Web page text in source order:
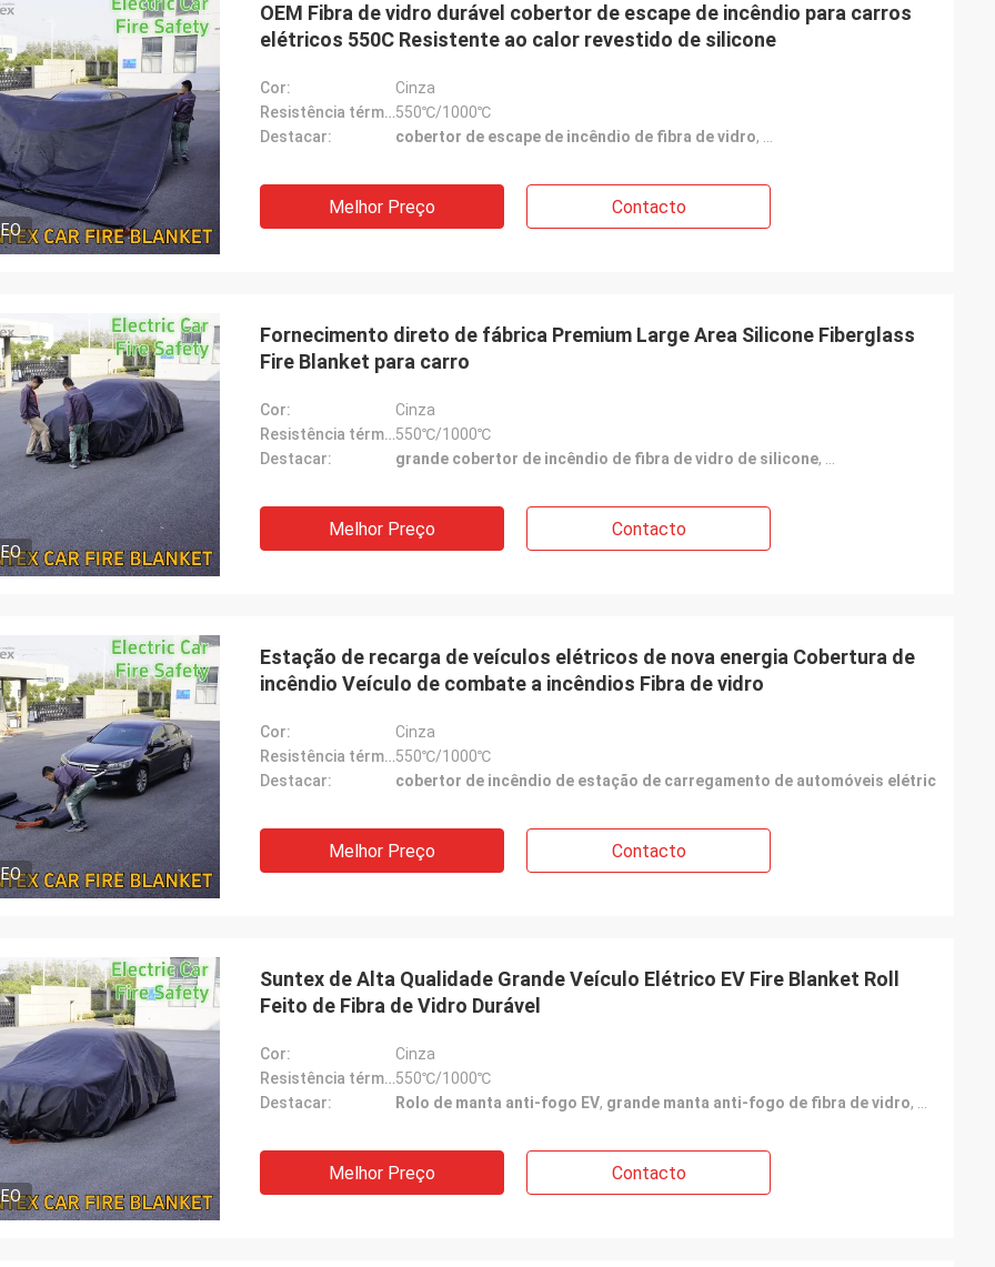
Suntex por
a
Está
junto
Jacky Huang
São um sócio da confiança
verdadeiramente. Entregam bens
rapidamente com qualidade de
satisfação. E são profissionais em
matérias têxteis de alta temperatura,
OEM Fibra de vidro durável cobertor de escape de incêndio para carros
elétricos 550C Resistente ao calor revestido de silicone
Cor:
Cinza
Resistência térmica:550℃/1000℃
Destacar:
cobertor de escape de incêndio de fibra de vidro,
Melhor Preço Contacto
Fornecimento direto de fábrica Premium Large Area Silicone Fiberglass
Fire Blanket para carro
Cor:
Cinza
Resistência térmica:550℃/1000℃
Destacar:
grande cobertor de incêndio de fibra de vidro de silicone,
Melhor Preço Contacto
Estação de recarga de veículos elétricos de nova energia Cobertura de
incêndio Veículo de combate a incêndios Fibra de vidro
Cor:
Cinza
Resistência térmica:550℃/1000℃
Destacar:
cobertor de incêndio de estação de carregamento de automóveis elétricos
Melhor Preço Contacto
Suntex de Alta Qualidade Grande Veículo Elétrico EV Fire Blanket Roll
Feito de Fibra de Vidro Durável
Cor:
Cinza
Resistência térmica:550℃/1000℃
Destacar:
Rolo de manta anti-fogo EV, grande manta anti-fogo de fibra de vidro,
Melhor Preço Contacto